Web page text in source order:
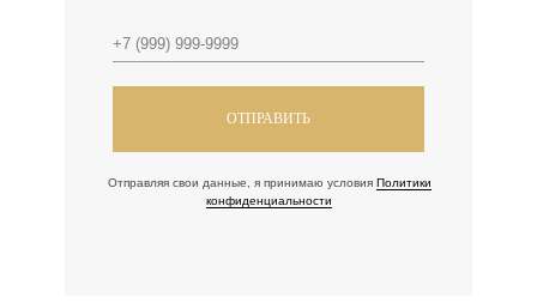
ОТПРАВИТЬ
Отправляя свои данные, я принимаю условия Политики
конфиденциальности